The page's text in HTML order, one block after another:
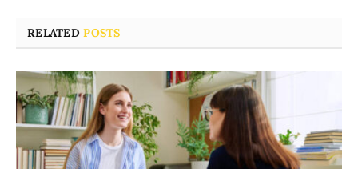
RELATEDPOSTS